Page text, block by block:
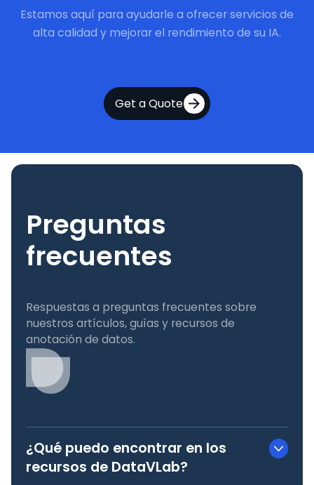
Estamos aquí para ayudarle a ofrecer servicios de
alta calidad y mejorar el rendimiento de su IA.
Get a Quote
Preguntas
frecuentes
Respuestas a preguntas frecuentes sobre
nuestros artículos, guías y recursos de
anotación de datos.
¿Qué puedo encontrar en los
recursos de DataVLab?